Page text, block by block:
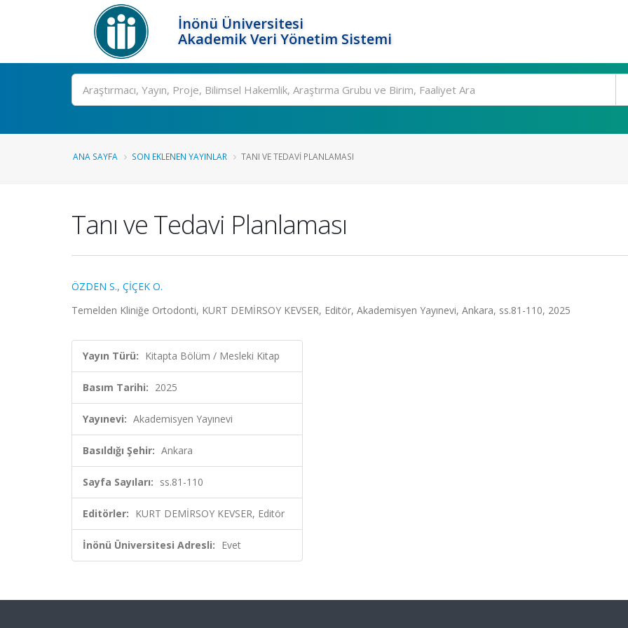
İnönü Üniversitesi
Akademik Veri Yönetim Sistemi
Ara
ANA SAYFA SON EKLENEN YAYINLAR TANI VE TEDAVI PLANLAMASI
Tanı ve Tedavi Planlaması
ÖZDEN S., ÇİÇEK O.
Temelden Kliniğe Ortodonti, KURT DEMİRSOY KEVSER, Editör, Akademisyen Yayınevi, Ankara, ss.81-110, 2025
Yayın Türü: Kitapta Bölüm / Mesleki Kitap
Basım Tarihi: 2025
Yayınevi: Akademisyen Yayınevi
Basıldığı Şehir: Ankara
Sayfa Sayıları: ss.81-110
Editörler: KURT DEMİRSOY KEVSER, Editör
İnönü Üniversitesi Adresli: Evet